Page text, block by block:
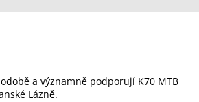
a významně podporují K70 MTB
Lázně.